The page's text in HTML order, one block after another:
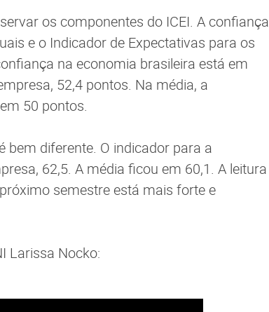
os componentes do ICEI. A confiança
e o Indicador de Expectativas para os
na economia brasileira está em
52,4 pontos. Na média, a
50 pontos.
bem diferente. O indicador para a
62,5. A média ficou em 60,1. A leitura
semestre está mais forte e
Larissa Nocko: